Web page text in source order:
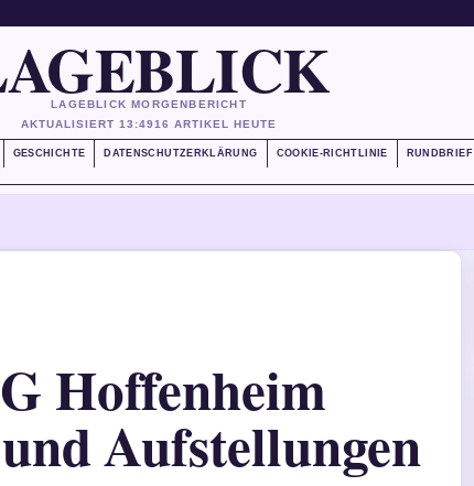
LAGEBLICK MORGENBERICHT
AKTUALISIERT 13:4916 ARTIKEL HEUTE
GESCHICHTE DATENSCHUTZERKLÄRUNG COOKIE-RICHTLINIE RUNDBRIEF
Hoffenheim
Aufstellungen